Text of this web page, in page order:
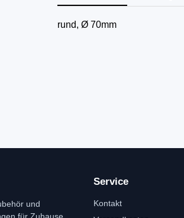
rund, Ø 70mm
und
Service
Kontakt